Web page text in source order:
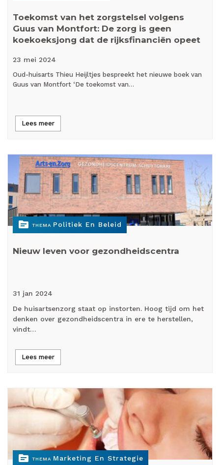
Toekomst van het zorgstelsel volgens
Guus van Montfort: De zorg is geen
koekoeksjong dat de rijksfinanciën opeet
23 mei 2024
Oud-huisarts Thieu Heijltjes bespreekt het nieuwe boek van
Guus van Montfort ‘De toekomst van…
Lees meer
topic THEMA Politiek En Beleid
Nieuw leven voor gezondheidscentra
31 jan 2024
De huisartsenzorg staat op instorten. Hoog tijd om het
denken over gezondheidscentra in ere te herstellen,
vindt…
Lees meer
topic THEMA Marketing En Strategie